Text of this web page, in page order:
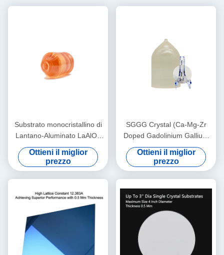
Substrato monocristallino di
Lantano-Aluminato LaAlO3
per film sottile
superconduttore ad alta
temperatura e
magnetoresistenza gigante
Ottieni il miglior
prezzo
SGGG Crystal (Ca-Mg-Zr
Doped Gadolinium Gallium
Garnet), materiale di
substrato professionale
appositamente applicato per
la crescita epitassiale di film
sottili di granato di ferro
bismuto
Ottieni il miglior
prezzo